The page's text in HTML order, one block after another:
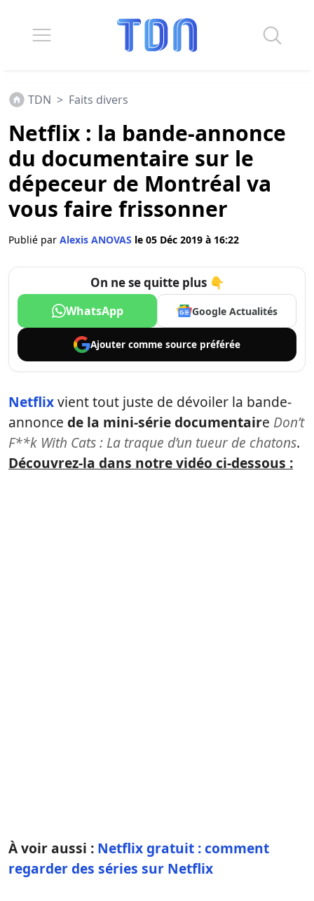
TDN > Faits divers
Netflix : la bande-annonce
du documentaire sur le
dépeceur de Montréal va
vous faire frissonner
Publié par Alexis ANOVAS le 05 Déc 2019 à 16:22
On ne se quitte plus 👇
WhatsApp Google Actualités
Ajouter comme source préférée
Netflixvient tout juste de dévoiler la bande-
annonce de la mini-série documentaire Don’t
F**k With Cats : La traque d’un tueur de chatons.
Découvrez-la dans notre vidéo ci-dessous :
À voir aussi : Netflix gratuit : comment
regarder des séries sur Netflix